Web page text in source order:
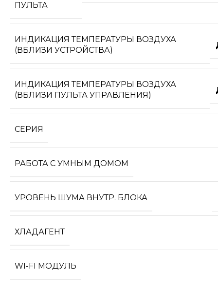
ПУЛЬТА
ИНДИКАЦИЯ ТЕМПЕРАТУРЫ ВОЗДУХА
(ВБЛИЗИ УСТРОЙСТВА)
ИНДИКАЦИЯ ТЕМПЕРАТУРЫ ВОЗДУХА
(ВБЛИЗИ ПУЛЬТА УПРАВЛЕНИЯ)
СЕРИЯ
РАБОТА С УМНЫМ ДОМОМ
УРОВЕНЬ ШУМА ВНУТР. БЛОКА
ХЛАДАГЕНТ
WI-FI МОДУЛЬ